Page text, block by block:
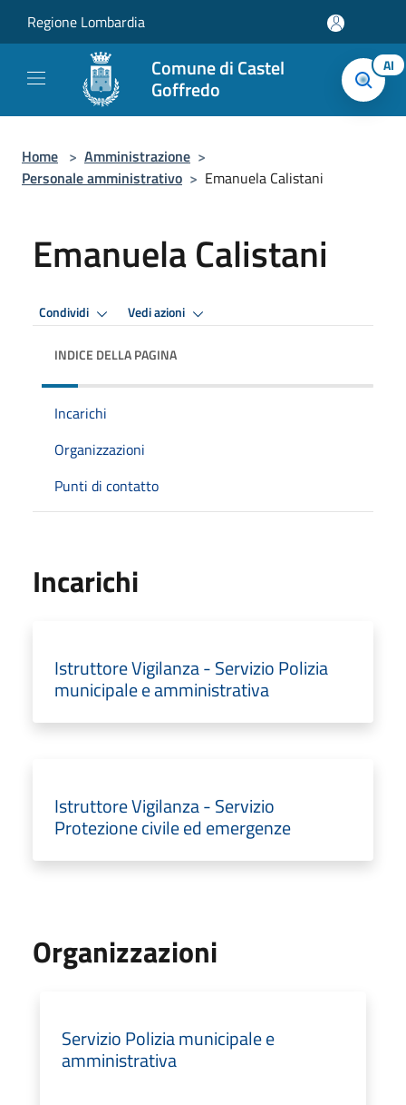
Regione Lombardia
Comune di Castel
Goffredo
AI
Home > Amministrazione >
Personale amministrativo > Emanuela Calistani
Emanuela Calistani
Condividi Vedi azioni
INDICE DELLA PAGINA
Incarichi
Organizzazioni
Punti di contatto
Incarichi
Istruttore Vigilanza - Servizio Polizia
municipale e amministrativa
Istruttore Vigilanza - Servizio
Protezione civile ed emergenze
Organizzazioni
Servizio Polizia municipale e
amministrativa